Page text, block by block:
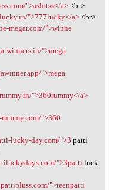
">aslotss</a><br>
">777lucky</a><br>
megar.com/">winne
winners.in/">mega
">mega
">360rummy</a>
">360
lucky-day.com/">3 patti
">3patti luck
">teenpatti